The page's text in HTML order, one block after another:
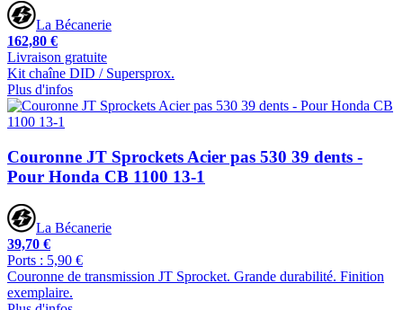
La Bécanerie
162,80 €
Livraison gratuite
Kit chaîne DID / Supersprox.
Plus d'infos
Couronne JT Sprockets Acier pas 530 39 dents -
Pour Honda CB 1100 13-1
La Bécanerie
39,70 €
Ports : 5,90 €
Couronne de transmission JT Sprocket. Grande durabilité. Finition
exemplaire.